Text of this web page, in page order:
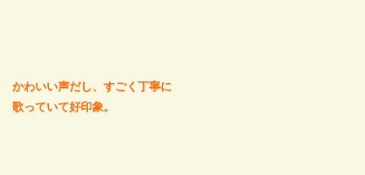
かわいい声だし、すごく丁寧に
歌っていて好印象。